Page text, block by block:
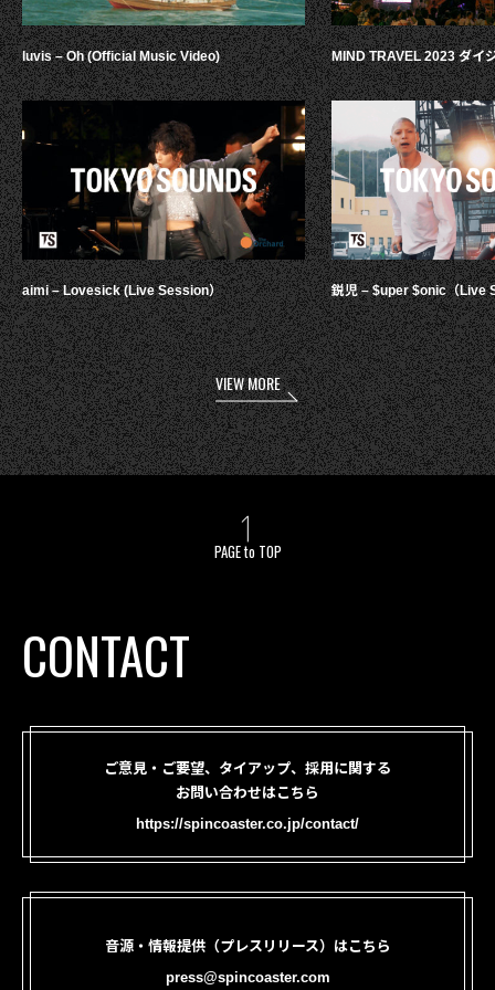
luvis – Oh (Official Music Video)
aimi – Lovesick (Live Session）
MIND TRAVEL 2023 ダイ
鋭児 – $uper $onic（Live
VIEW MORE
PAGE to TOP
CONTACT
ご意見・ご要望、タイアップ、採用に関する
お問い合わせはこちら
https://spincoaster.co.jp/contact/
音源・情報提供（プレスリリース）はこちら
press@spincoaster.com